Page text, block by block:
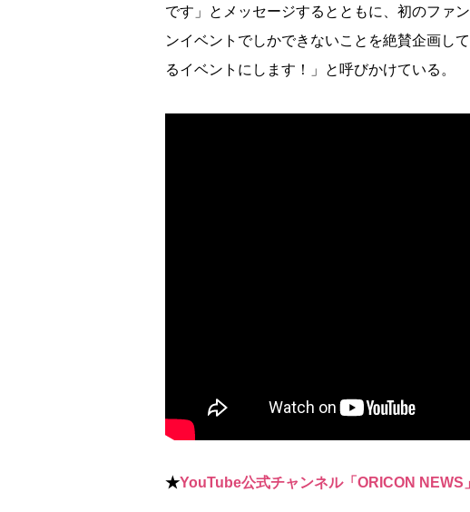
です」とメッセージするとともに、初のファ
ンイベントでしかできないことを絶賛企画し
るイベントにします！」と呼びかけている。
★YouTube公式チャンネル「ORICON NEWS」